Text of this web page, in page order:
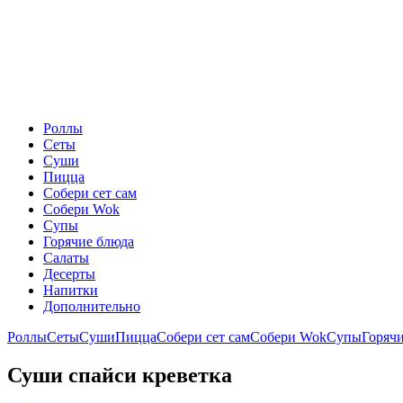
Роллы
Сеты
Суши
Пицца
Собери сет сам
Собери Wok
Супы
Горячие блюда
Салаты
Десерты
Напитки
Дополнительно
РоллыСетыСушиПиццаСобери сет самСобери WokСупы
Суши спайси креветка